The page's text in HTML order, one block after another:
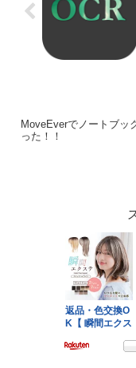
MoveEverでノートブッ
った！！